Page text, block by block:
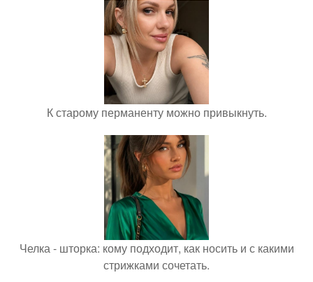
К старому перманенту можно привыкнуть.
Челка - шторка: кому подходит, как носить и с какими
стрижками сочетать.